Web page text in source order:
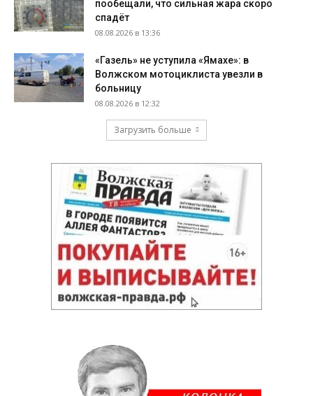
пообещали, что сильная жара скоро
спадёт
08.08.2026 в 13:36
«Газель» не уступила «Ямахе»: в
Волжском мотоциклиста увезли в
больницу
08.08.2026 в 12:32
Загрузить больше